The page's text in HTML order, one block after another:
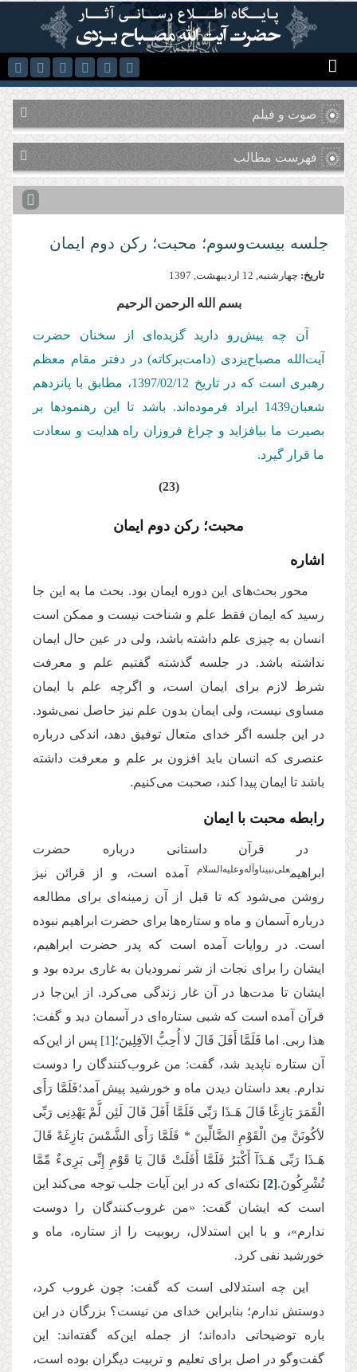
رفتن به محتوای اصلی
صوت و فیلم
فهرست مطالب
جلسه بیست‌وسوم؛ محبت؛ رکن دوم ایمان
تاریخ: چهارشنبه, 12 ارديبهشت, 1397
بسم الله الرحمن الرحیم
آن چه پیش‌رو دارید گزیده‌ای از سخنان حضرت
آیت‌الله مصباح‌یزدی (دامت‌بركاته) در دفتر مقام معظم
رهبری است كه در تاریخ 1397/02/ 12
، مطابق با پانزدهم
شعبان1439 ایراد فرموده‌اند. باشد تا این رهنمودها بر
بصیرت ما بیافزاید و چراغ فروزان راه هدایت و سعادت
ما قرار گیرد.
(23)
محبت؛ رکن دوم ایمان
اشاره
محور بحث‌های این دوره ایمان بود. بحث ما به این جا
رسید که ایمان فقط علم و شناخت نیست و ممکن است
انسان به چیزی علم داشته باشد، ولی در عین حال ایمان
نداشته باشد. در جلسه گذشته گفتیم علم و معرفت
شرط لازم برای ایمان است، و اگرچه علم با ایمان
مساوی نیست، ولی ایمان بدون علم نیز حاصل نمی‌شود.
در این جلسه اگر خدای متعال توفیق دهد، اندکی درباره
عنصری که انسان باید افزون بر علم و معرفت داشته
باشد تا ایمان پیدا کند، صحبت می‌کنیم.
رابطه محبت با ایمان
در قرآن داستانی درباره حضرت
ابراهیمعلی‌نبینا‌و‌آله‌وعلیه‌السلام
آمده است، و از قرائن نیز
روشن می‌شود که تا قبل از آن زمینه‌ای برای مطالعه
درباره آسمان‌ و ماه و ستاره‌ها برای حضرت ابراهیم نبوده
است. در روایات آمده است که پدر حضرت ابراهیم،
ایشان را برای نجات از شر نمرودیان به غاری برده بود و
ایشان تا مدت‌ها در آن غار زندگی می‌کرد. از این‌جا در
قرآن آمده است که شبی ستاره‌ای در آسمان دید و گفت:
هذا ربی. اما فَلَمَّا أَفَلَ قَالَ لا أُحِبُّ الآفِلِینَ؛[1] پس از این‌که
آن ستاره ناپدید شد، گفت: من غروب‌کنندگان را دوست
ندارم. بعد داستان دیدن ماه و خورشید پیش آمد؛فَلَمَّا رَأَى
الْقَمَرَ بَازِغًا قَالَ هَـذَا رَبِّی فَلَمَّا أَفَلَ قَالَ لَئِن لَّمْ یَهْدِنِی رَبِّی
لأكُونَنَّ مِنَ الْقَوْمِ الضَّالِّینَ * فَلَمَّا رَأَى الشَّمْسَ بَازِغَةً قَالَ
هَـذَا رَبِّی هَـذَآ أَكْبَرُ فَلَمَّا أَفَلَتْ قَالَ یَا قَوْمِ إِنِّی بَرِیءٌ مِّمَّا
تُشْرِكُونَ.[2] نکته‌ای که در این آیات جلب توجه می‌کند این
است که ایشان گفت: «من غروب‌کنندگان را دوست
ندارم»، و با این استدلال، ربوبیت را از ستاره، ماه و
خورشید نفی کرد.
این چه استدلالی است که گفت: چون غروب کرد،
دوستش ندارم؛ بنابراین خدای من نیست؟ بزرگان در این‌
باره توضیحاتی داده‌اند؛ از جمله این‌که گفته‌اند: این
گفت‌وگو در اصل برای تعلیم و تربیت دیگران بوده است،